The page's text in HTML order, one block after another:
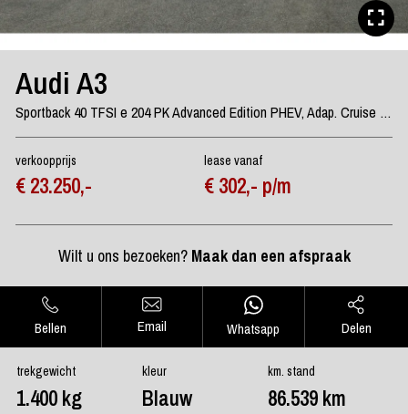
Audi A3
Sportback 40 TFSI e 204 PK Advanced Edition PHEV, Adap. Cruise Control, Leder, Carplay
verkoopprijs
€ 23.250,-
lease vanaf
€ 302,- p/m
Wilt u ons bezoeken? Maak dan een afspraak
Bellen Email Whatsapp Delen
trekgewicht kleur km. stand
1.400 kg Blauw 86.539 km